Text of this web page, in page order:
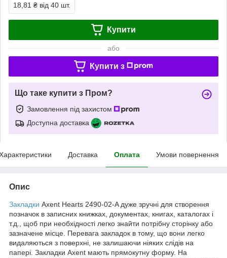
18,81 ₴ від 40 шт.
Купити
або
Купити з
Що таке купити з Пром?
Замовлення під захистом
Доступна доставка
Доставка Оплата Умови повернення
Опис
Закладки Axent Hearts 2490-02-A дуже зручні для створення
позначок в записних книжках, документах, книгах, каталогах і
т.д., щоб при необхідності легко знайти потрібну сторінку або
зазначене місце. Перевага закладок в тому, що вони легко
видаляються з поверхні, не залишаючи ніяких слідів на
папері. Закладки Axent мають прямокутну форму. На